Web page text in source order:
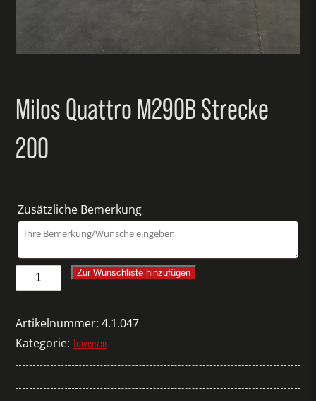
Milos Quattro M290B Strecke
200
Zusätzliche Bemerkung
Milos
Quattro
Zur Wunschliste hinzufügen
Artikelnummer:4.1.047
Kategorie:Traversen